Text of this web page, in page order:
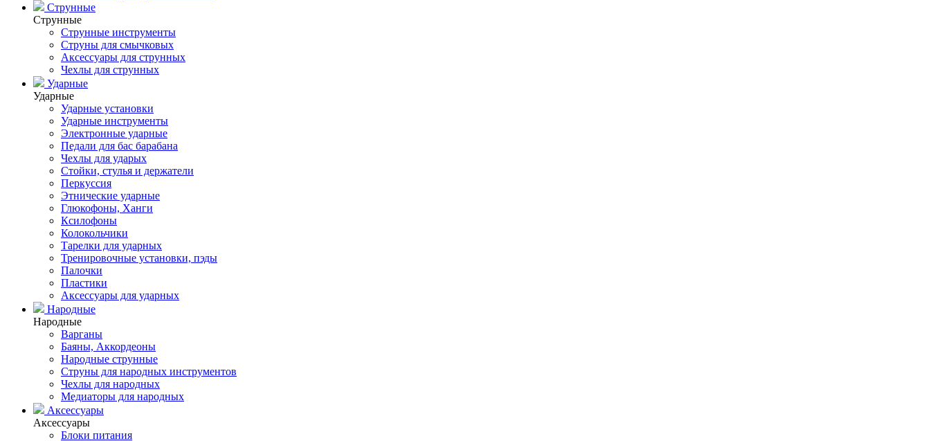
Струнные
Струнные
Струнные инструменты
Струны для смычковых
Аксессуары для струнных
Чехлы для струнных
Ударные
Ударные
Ударные установки
Ударные инструменты
Электронные ударные
Педали для бас барабана
Чехлы для ударых
Стойки, стулья и держатели
Перкуссия
Этнические ударные
Глюкофоны, Ханги
Ксилофоны
Колокольчики
Тарелки для ударных
Тренировочные установки, пэды
Палочки
Пластики
Аксессуары для ударных
Народные
Народные
Варганы
Баяны, Аккордеоны
Народные струнные
Струны для народных инструментов
Чехлы для народных
Медиаторы для народных
Аксессуары
Аксессуары
Блоки питания